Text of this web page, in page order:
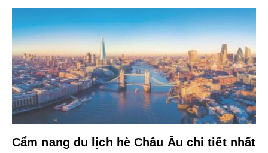
Cẩm nang du lịch hè Châu Âu chi tiết nhất